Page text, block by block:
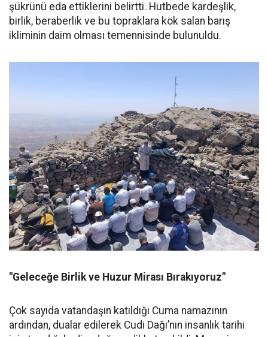
şükrünü eda ettiklerini belirtti. Hutbede kardeşlik,
birlik, beraberlik ve bu topraklara kök salan barış
ikliminin daim olması temennisinde bulunuldu.
"Geleceğe Birlik ve Huzur Mirası Bırakıyoruz"
Çok sayıda vatandaşın katıldığı Cuma namazının
ardından, dualar edilerek Cudi Dağı’nın insanlık tarihi